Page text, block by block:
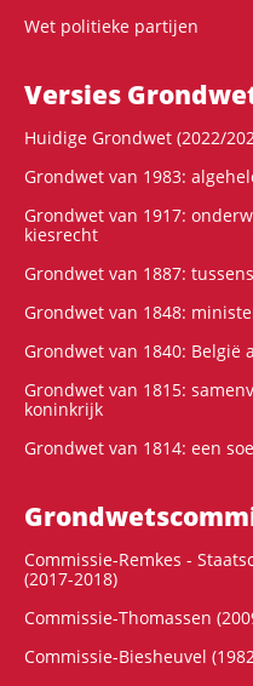
Wet politieke partijen
Versies
Huidige Grondwet (2022/
Grondwet van 1983:
Grondwet van 1917:
kiesrecht
Grondwet van 1887:
Grondwet van 1848:
Grondwet van 1840: België
Grondwet van 1815:
koninkrijk
Grondwet van 1814: een
Commissie-Remkes -
(2017-2018)
Commissie-Thomassen
Commissie-Biesheuvel